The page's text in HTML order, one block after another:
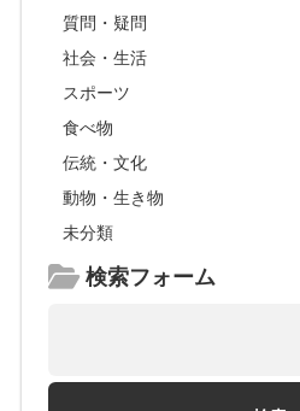
質問・疑問
社会・生活
スポーツ
食べ物
伝統・文化
動物・生き物
未分類
検索フォーム